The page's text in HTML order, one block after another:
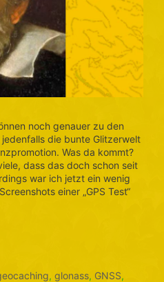
noch genauer zu den
die bunte Glitzerwelt
Was da kommt?
dass das doch schon seit
war ich jetzt ein wenig
einer „GPS Test“
,glonass, GNSS,